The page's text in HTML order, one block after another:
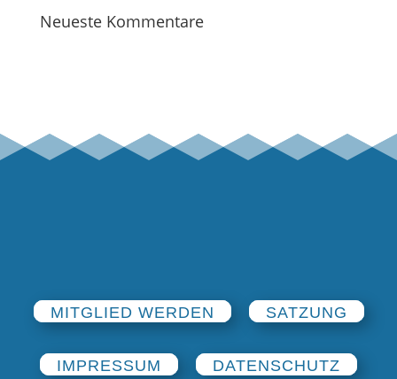
Neueste Kommentare
MITGLIED WERDEN SATZUNG
IMPRESSUM DATENSCHUTZ